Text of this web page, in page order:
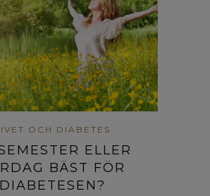
OCH DIABETES
ELLER
BÄST FÖR
DIABETESEN?